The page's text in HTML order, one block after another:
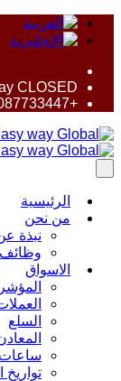
CLOSED
+6087733447
الرئيسية
من نحن
نبذة
وظائف
الاسواق
السلع
ساعات
تواريخ